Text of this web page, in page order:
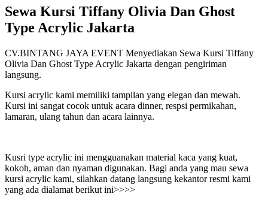
Sewa Kursi Tiffany Olivia Dan Ghost
Type Acrylic Jakarta
CV.BINTANG JAYA EVENT Menyediakan Sewa Kursi Tiffany
Olivia Dan Ghost Type Acrylic Jakarta dengan pengiriman
langsung.
Kursi acrylic kami memiliki tampilan yang elegan dan mewah.
Kursi ini sangat cocok untuk acara dinner, respsi permikahan,
lamaran, ulang tahun dan acara lainnya.
Kusri type acrylic ini mengguanakan material kaca yang kuat,
kokoh, aman dan nyaman digunakan. Bagi anda yang mau sewa
kursi acrylic kami, silahkan datang langsung kekantor resmi kami
yang ada dialamat berikut ini>>>>